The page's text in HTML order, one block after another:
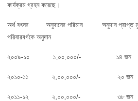
কার্যক্রম গ্রহন করেছে।
অর্থ বৎসর অনুদানের পরিমান অনুদান প্রাপ্ত
পরিবারবর্গকে অনুদান
২০০৯-১০ ১,০০,০০০/- ১৪ জন
২০১০-১১ ২,০০,০০০/- ২০ জন
২০১১-১২ ২,০০,০০০/- ৩৮ জন